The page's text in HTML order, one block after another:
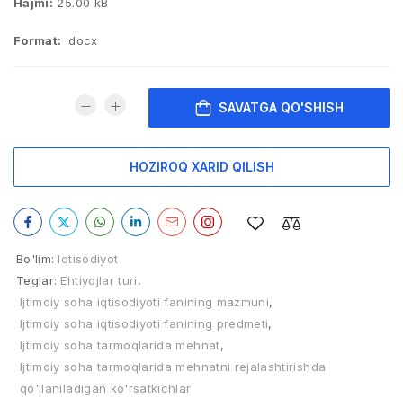
Format: .docx
SAVATGA QO'SHISH
HOZIROQ XARID QILISH
Bo'lim: Iqtisodiyot
Teglar: Ehtiyojlar turi,
Ijtimoiy soha iqtisodiyoti fanining mazmuni,
Ijtimoiy soha iqtisodiyoti fanining predmeti,
Ijtimoiy soha tarmoqlarida mehnat,
Ijtimoiy soha tarmoqlarida mehnatni rejalashtirishda
qo'llaniladigan ko'rsatkichlar